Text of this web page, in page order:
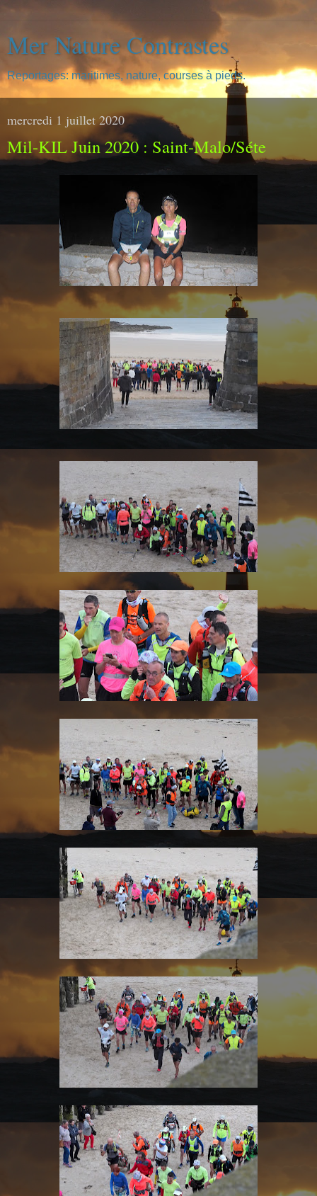
Mer Nature Contrastes
Reportages: maritimes, nature, courses à pieds.
mercredi 1 juillet 2020
Mil-KIL Juin 2020 : Saint-Malo/Séte